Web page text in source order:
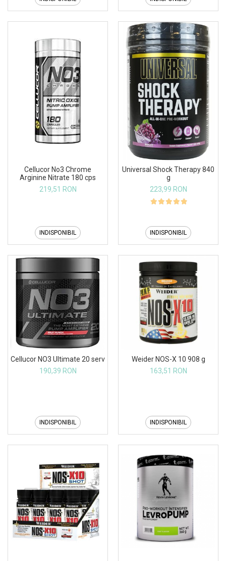
Cellucor No3 Chrome
Arginine Nitrate 180 cps
219,51 RON
INDISPONIBIL
Universal Shock Therapy 840
g
223,99 RON
INDISPONIBIL
Cellucor NO3 Ultimate 20 serv
190,39 RON
INDISPONIBIL
Weider NOS-X 10 908 g
163,51 RON
INDISPONIBIL